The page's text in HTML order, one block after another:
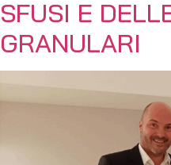
SFUSI E
GRANULARI